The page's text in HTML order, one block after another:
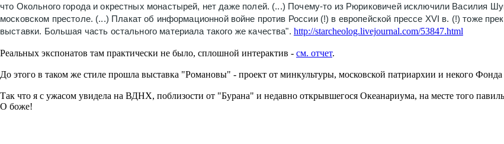
что Окольного города и окрестных монастырей, нет даже полей. (...) Почему-то из Рюриковичей исключили Василия
московском престоле. (...) Плакат об информационной войне против России (!) в европейской прессе XVI в. (!) тоже
выставки. Большая часть остального материала такого же качества". http://starcheolog.livejournal.com/53847.html
Реальных экспонатов там практически не было, сплошной интерактив - см. отчет.
До этого в таком же стиле прошла выставка "Романовы" - проект от минкультуры, московской патриархии и некого
Так что я с ужасом увидела на ВДНХ, поблизости от "Бурана" и недавно открывшегося Океанариума, на месте того
О боже!